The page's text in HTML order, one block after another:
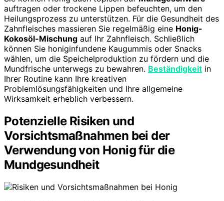
auftragen oder trockene Lippen befeuchten, um den
Heilungsprozess zu unterstützen. Für die Gesundheit des
Zahnfleisches massieren Sie regelmäßig eine Honig-
Kokosöl-Mischung auf Ihr Zahnfleisch. Schließlich
können Sie honiginfundene Kaugummis oder Snacks
wählen, um die Speichelproduktion zu fördern und die
Mundfrische unterwegs zu bewahren. Beständigkeit in
Ihrer Routine kann Ihre kreativen
Problemlösungsfähigkeiten und Ihre allgemeine
Wirksamkeit erheblich verbessern.
Potenzielle Risiken und
Vorsichtsmaßnahmen bei der
Verwendung von Honig für die
Mundgesundheit